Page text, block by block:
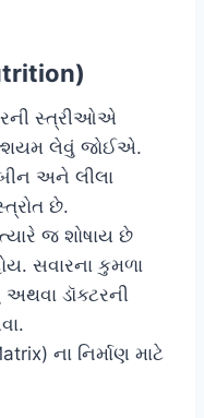
સ્ત્રીઓએ
લેવું જોઈએ.
અને લીલા
છે.
જ શોષાય છે
સવારના કુમળા
ડૉક્ટરની
ના નિર્માણ માટે